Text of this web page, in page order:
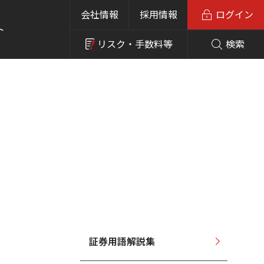
会社情報 採用情報
リスク・ 手数料等 検索
ログイン
証券用語解説集